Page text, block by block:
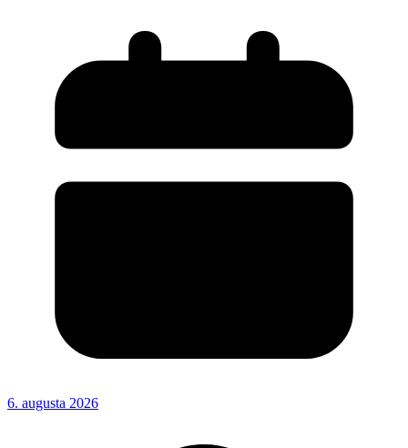
6. augusta 2026